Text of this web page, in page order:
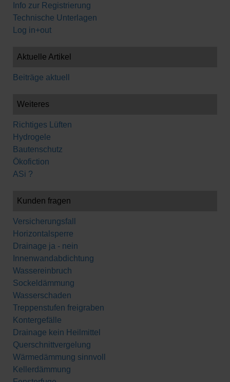
Info zur Registrierung
Technische Unterlagen
Log in+out
Aktuelle Artikel
Beiträge aktuell
Weiteres
Richtiges Lüften
Hydrogele
Bautenschutz
Ökofiction
ASi ?
Kunden fragen
Versicherungsfall
Horizontalsperre
Drainage ja - nein
Innenwandabdichtung
Wassereinbruch
Sockeldämmung
Wasserschaden
Treppenstufen freigraben
Kontergefälle
Drainage kein Heilmittel
Querschnittvergelung
Wärmedämmung sinnvoll
Kellerdämmung